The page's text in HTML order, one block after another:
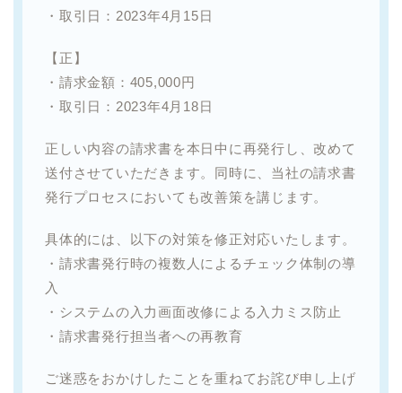
・取引日：2023年4月15日
【正】
・請求金額：405,000円
・取引日：2023年4月18日
正しい内容の請求書を本日中に再発行し、改めて
送付させていただきます。同時に、当社の請求書
発行プロセスにおいても改善策を講じます。
具体的には、以下の対策を修正対応いたします。
・請求書発行時の複数人によるチェック体制の導
入
・システムの入力画面改修による入力ミス防止
・請求書発行担当者への再教育
ご迷惑をおかけしたことを重ねてお詫び申し上げ